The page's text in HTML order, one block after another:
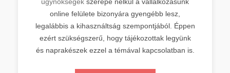
online felülete bizonyára gyengébb lesz,
legalábbis a kihasználtság szempontjából. Éppen
ezért szükségszerű, hogy tájékozottak legyünk
és naprakészek ezzel a témával kapcsolatban is.